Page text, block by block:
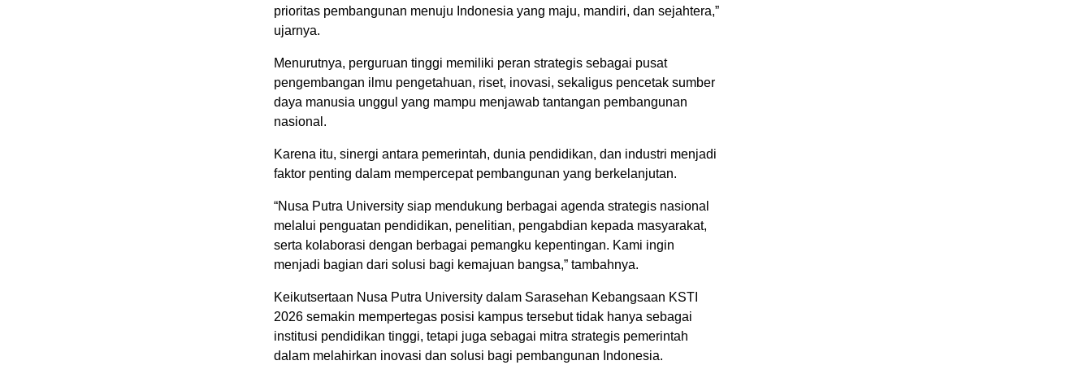
prioritas pembangunan menuju Indonesia yang maju, mandiri, dan sejahtera,”
ujarnya.
Menurutnya, perguruan tinggi memiliki peran strategis sebagai pusat
pengembangan ilmu pengetahuan, riset, inovasi, sekaligus pencetak sumber
daya manusia unggul yang mampu menjawab tantangan pembangunan
nasional.
Karena itu, sinergi antara pemerintah, dunia pendidikan, dan industri menjadi
faktor penting dalam mempercepat pembangunan yang berkelanjutan.
“Nusa Putra University siap mendukung berbagai agenda strategis nasional
melalui penguatan pendidikan, penelitian, pengabdian kepada masyarakat,
serta kolaborasi dengan berbagai pemangku kepentingan. Kami ingin
menjadi bagian dari solusi bagi kemajuan bangsa,” tambahnya.
Keikutsertaan Nusa Putra University dalam Sarasehan Kebangsaan KSTI
2026 semakin mempertegas posisi kampus tersebut tidak hanya sebagai
institusi pendidikan tinggi, tetapi juga sebagai mitra strategis pemerintah
dalam melahirkan inovasi dan solusi bagi pembangunan Indonesia.